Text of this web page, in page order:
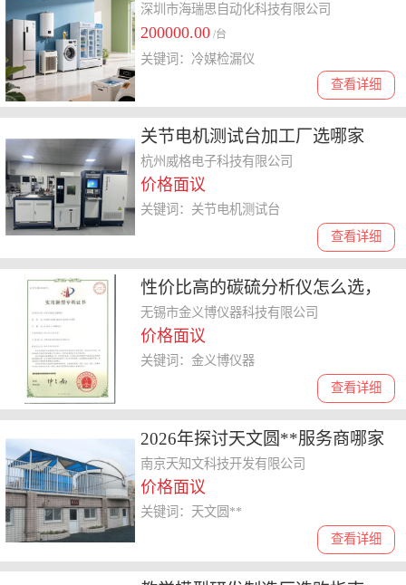
理，选购高灵敏度产品攻略
深圳市海瑞思自动化科技有限公司
200000.00 /台
查看详细
关键词：冷媒检漏仪
关节电机测试台加工厂选哪家
好，了解这些轻松做决定
杭州威格电子科技有限公司
价格面议
查看详细
关键词：关节电机测试台
性价比高的碳硫分析仪怎么选，
聊聊金义博仪器实力与售后情况
无锡市金义博仪器科技有限公司
价格面议
查看详细
关键词：金义博仪器
2026年探讨天文圆**服务商哪家
好，分享选购实用指南
南京天知文科技开发有限公司
价格面议
查看详细
关键词：天文圆**